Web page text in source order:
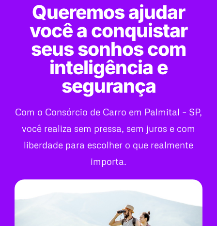
Queremos ajudar
você a conquistar
seus sonhos com
inteligência e
segurança
Com o Consórcio de Carro em Palmital – SP,
você realiza sem pressa, sem juros e com
liberdade para escolher o que realmente
importa.